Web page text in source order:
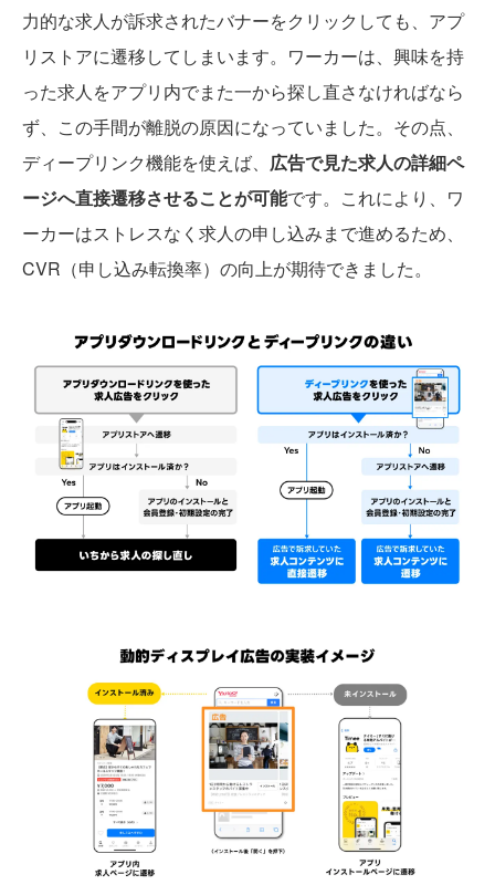
力的な求人が訴求されたバナーをクリックしても、アプ
リストアに遷移してしまいます。ワーカーは、興味を持
った求人をアプリ内でまた一から探し直さなければなら
ず、この手間が離脱の原因になっていました。その点、
ディープリンク機能を使えば、 広告で見た求人の詳細ペ
ージへ直接遷移させることが可能です。これにより、ワ
ーカーはストレスなく求人の申し込みまで進めるため、
CVR（申し込み転換率）の向上が期待できました。